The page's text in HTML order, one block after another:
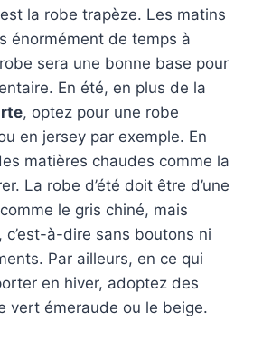
la robe trapèze. Les matins
énormément de temps à
sera une bonne base pour
En été, en plus de la
, optez pour une robe
en jersey par exemple. En
matières chaudes comme la
La robe d’été doit être d’une
le gris chiné, mais
c’est-à-dire sans boutons ni
Par ailleurs, en ce qui
en hiver, adoptez des
vert émeraude ou le beige.